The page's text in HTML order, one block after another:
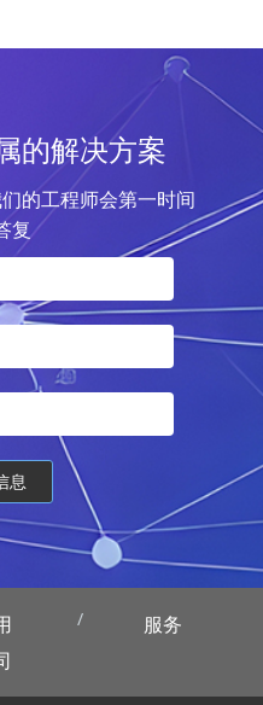
的解决方案
的工程师会第一时间
复
息
服务